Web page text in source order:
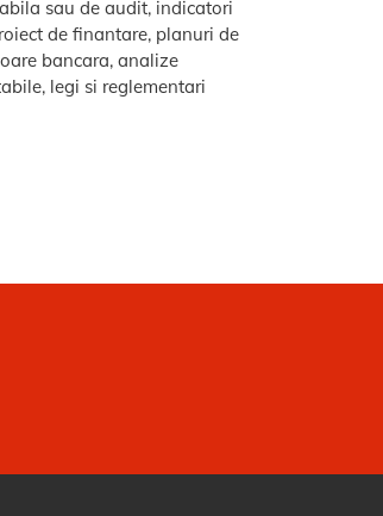
sau de audit, indicatori
de finantare, planuri de
bancara, analize
legi si reglementari